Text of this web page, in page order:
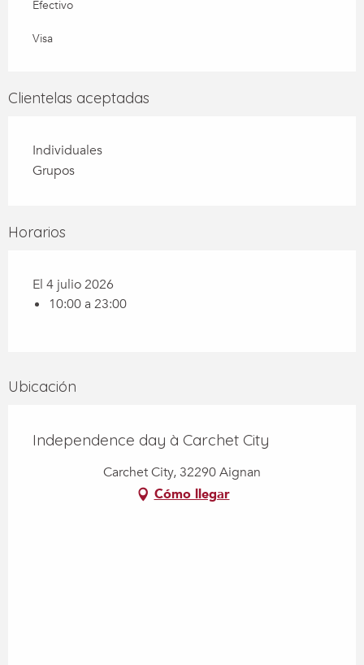
Efectivo
Visa
Clientelas aceptadas
Individuales
Grupos
Horarios
El 4 julio 2026
10:00 a 23:00
Ubicación
Independence day à Carchet City
Carchet City, 32290 Aignan
Cómo llegar